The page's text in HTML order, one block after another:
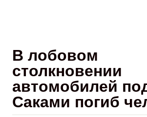
В лобовом
столкновении
автомобилей
Саками погиб